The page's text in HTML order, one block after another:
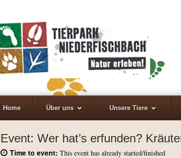
Home Über uns Unsere Tiere
Event:Wer hat’s erfunden?
Time to event:This event has already started/finished